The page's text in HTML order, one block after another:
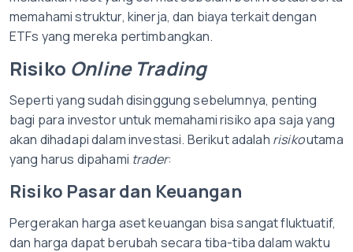
memahami struktur, kinerja, dan biaya terkait dengan
ETFs yang mereka pertimbangkan.
Risiko Online Trading
Seperti yang sudah disinggung sebelumnya, penting
bagi para investor untuk memahami risiko apa saja yang
akan dihadapi dalam investasi. Berikut adalah risikoutama
yang harus dipahami trader:
Risiko Pasar dan Keuangan
Pergerakan harga aset keuangan bisa sangat fluktuatif,
dan harga dapat berubah secara tiba-tiba dalam waktu